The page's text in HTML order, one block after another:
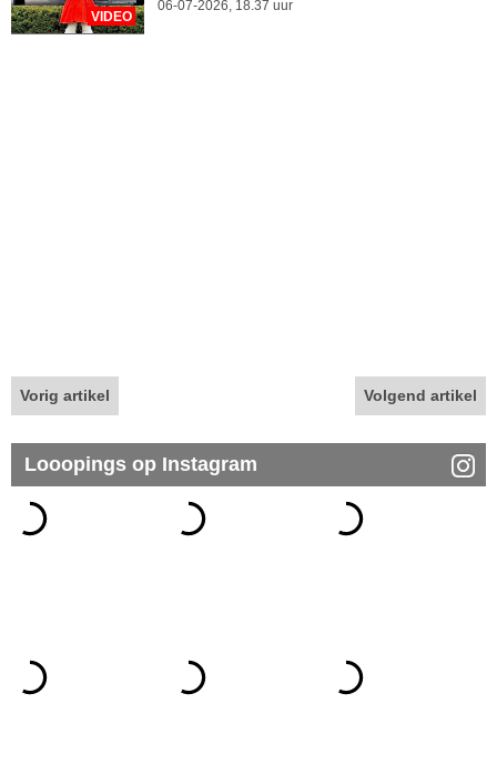
VIDEO
06-07-2026, 18.37 uur
Vorig artikel Volgend artikel
Looopings op Instagram